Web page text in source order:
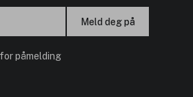
Meld deg på
for påmelding